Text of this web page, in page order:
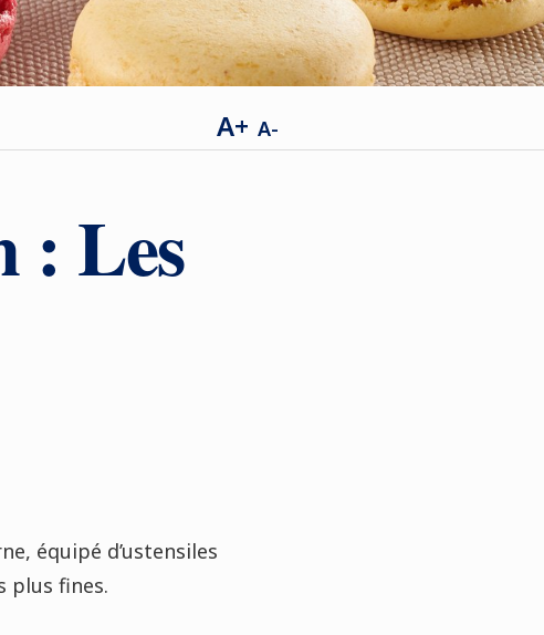
A+ A-
: Les
équipé d’ustensiles
plus fines.